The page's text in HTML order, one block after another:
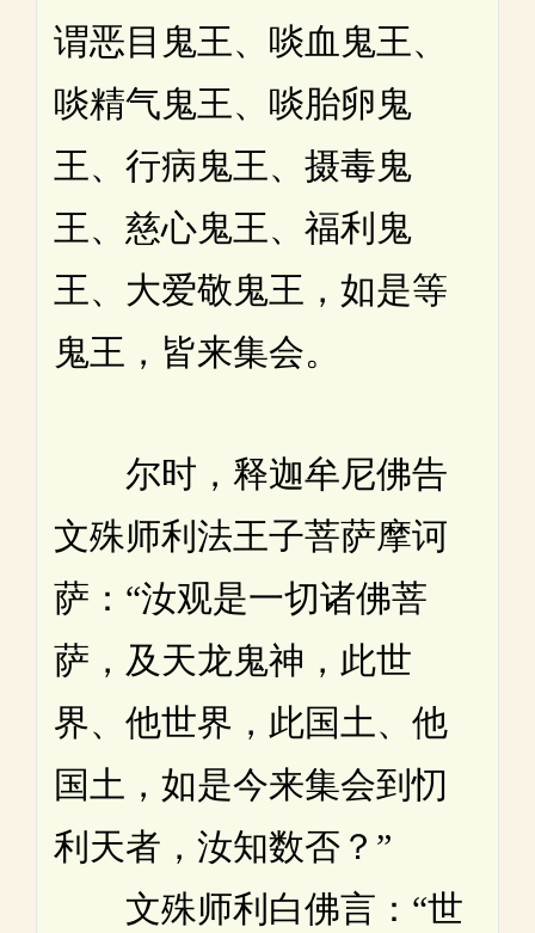
谓恶目鬼王、啖血鬼王、
啖精气鬼王、啖胎卵鬼
王、行病鬼王、摄毒鬼
王、慈心鬼王、福利鬼
王、大爱敬鬼王，如是等
鬼王，皆来集会。
尔时，释迦牟尼佛告
文殊师利法王子菩萨摩诃
萨：“汝观是一切诸佛菩
萨，及天龙鬼神，此世
界、他世界，此国土、他
国土，如是今来集会到忉
利天者，汝知数否？”
文殊师利白佛言：“世